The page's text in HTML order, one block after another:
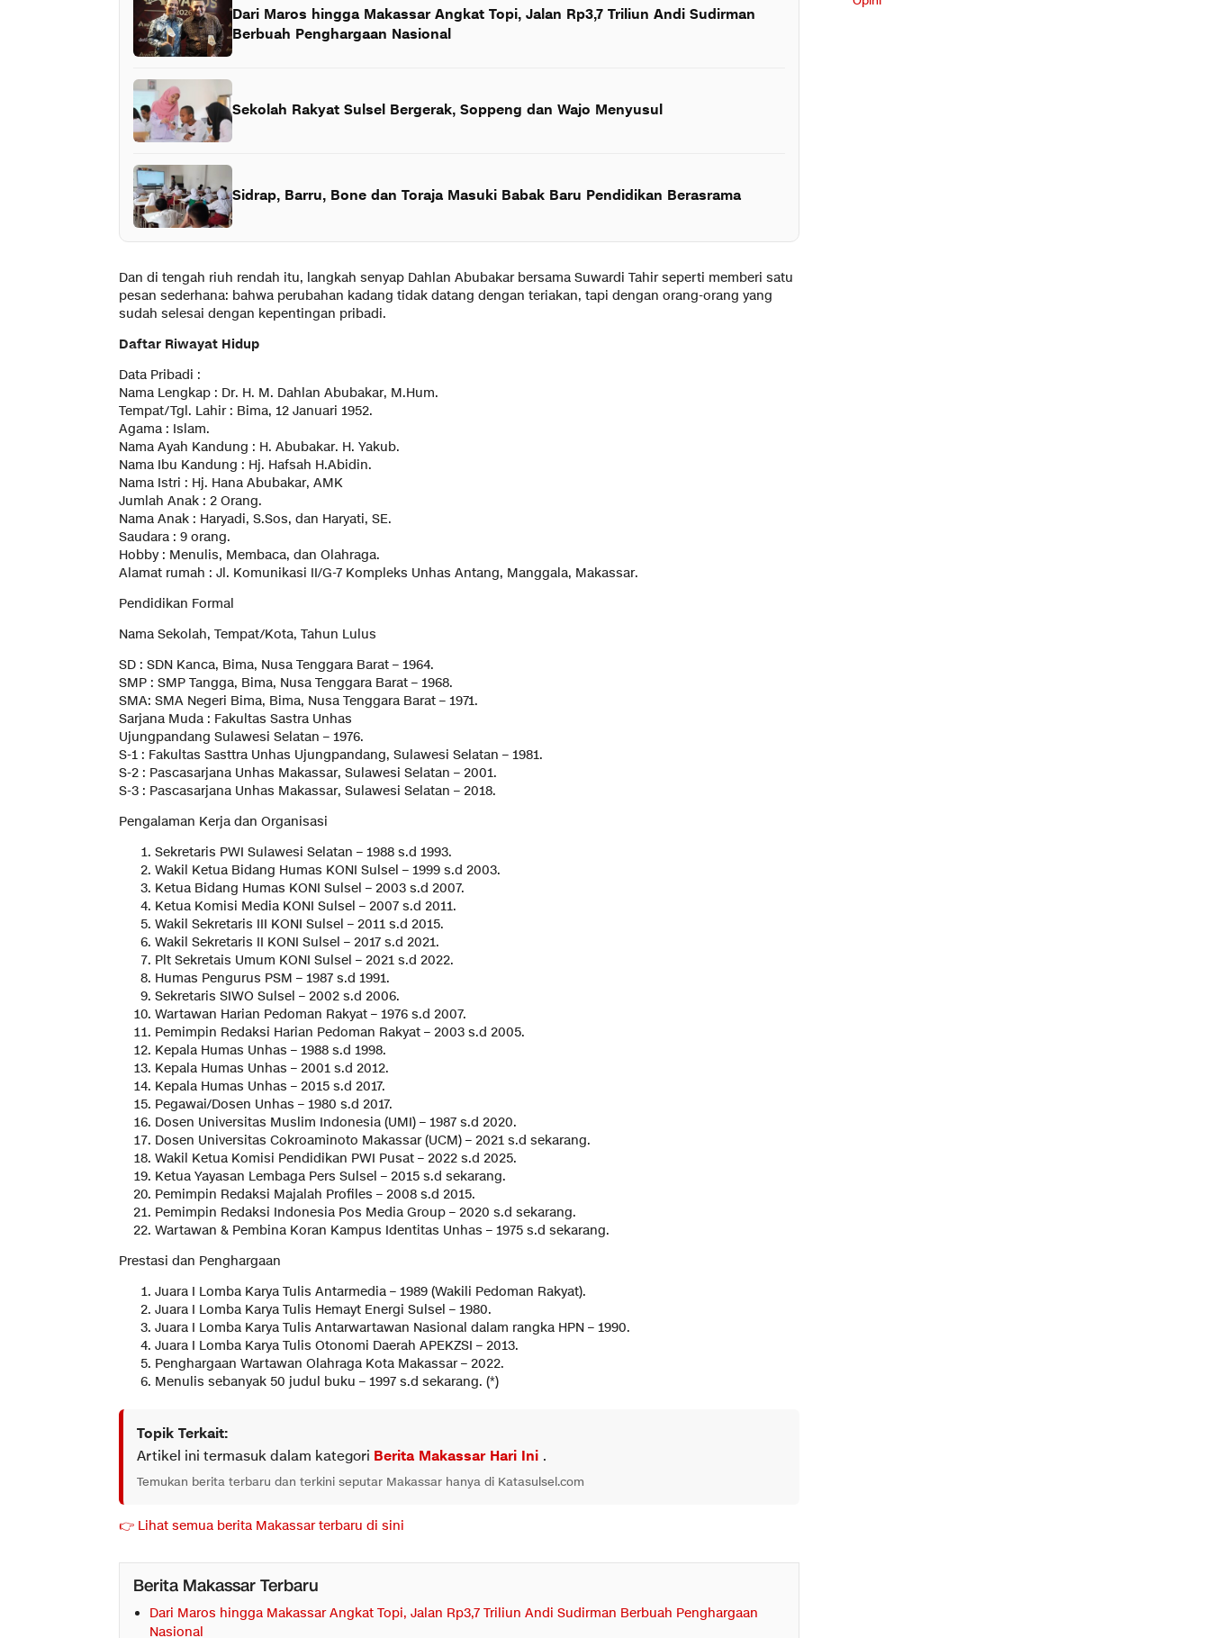
Dari Maros hingga Makassar Angkat Topi, Jalan Rp3,7 Triliun Andi Sudirman
Berbuah Penghargaan Nasional
Sekolah Rakyat Sulsel Bergerak, Soppeng dan Wajo Menyusul
Sidrap, Barru, Bone dan Toraja Masuki Babak Baru Pendidikan Berasrama
Dan di tengah riuh rendah itu, langkah senyap Dahlan Abubakar bersama Suwardi Tahir seperti memberi satu
pesan sederhana: bahwa perubahan kadang tidak datang dengan teriakan, tapi dengan orang-orang yang
sudah selesai dengan kepentingan pribadi.
Daftar Riwayat Hidup
Data Pribadi :
Nama Lengkap : Dr. H. M. Dahlan Abubakar, M.Hum.
Tempat/Tgl. Lahir : Bima, 12 Januari 1952.
Agama : Islam.
Nama Ayah Kandung : H. Abubakar. H. Yakub.
Nama Ibu Kandung : Hj. Hafsah H.Abidin.
Nama Istri : Hj. Hana Abubakar, AMK
Jumlah Anak : 2 Orang.
Nama Anak : Haryadi, S.Sos, dan Haryati, SE.
Saudara : 9 orang.
Hobby : Menulis, Membaca, dan Olahraga.
Alamat rumah : Jl. Komunikasi II/G-7 Kompleks Unhas Antang, Manggala, Makassar.
Pendidikan Formal
Nama Sekolah, Tempat/Kota, Tahun Lulus
SD : SDN Kanca, Bima, Nusa Tenggara Barat – 1964.
SMP : SMP Tangga, Bima, Nusa Tenggara Barat – 1968.
SMA: SMA Negeri Bima, Bima, Nusa Tenggara Barat – 1971.
Sarjana Muda : Fakultas Sastra Unhas
Ujungpandang Sulawesi Selatan – 1976.
S-1 : Fakultas Sasttra Unhas Ujungpandang, Sulawesi Selatan – 1981.
S-2 : Pascasarjana Unhas Makassar, Sulawesi Selatan – 2001.
S-3 : Pascasarjana Unhas Makassar, Sulawesi Selatan – 2018.
Pengalaman Kerja dan Organisasi
Sekretaris PWI Sulawesi Selatan – 1988 s.d 1993.
Wakil Ketua Bidang Humas KONI Sulsel – 1999 s.d 2003.
Ketua Bidang Humas KONI Sulsel – 2003 s.d 2007.
Ketua Komisi Media KONI Sulsel – 2007 s.d 2011.
Wakil Sekretaris III KONI Sulsel – 2011 s.d 2015.
Wakil Sekretaris II KONI Sulsel – 2017 s.d 2021.
Plt Sekretais Umum KONI Sulsel – 2021 s.d 2022.
Humas Pengurus PSM – 1987 s.d 1991.
Sekretaris SIWO Sulsel – 2002 s.d 2006.
Wartawan Harian Pedoman Rakyat – 1976 s.d 2007.
Pemimpin Redaksi Harian Pedoman Rakyat – 2003 s.d 2005.
Kepala Humas Unhas – 1988 s.d 1998.
Kepala Humas Unhas – 2001 s.d 2012.
Kepala Humas Unhas – 2015 s.d 2017.
Pegawai/Dosen Unhas – 1980 s.d 2017.
Dosen Universitas Muslim Indonesia (UMI) – 1987 s.d 2020.
Dosen Universitas Cokroaminoto Makassar (UCM) – 2021 s.d sekarang.
Wakil Ketua Komisi Pendidikan PWI Pusat – 2022 s.d 2025.
Ketua Yayasan Lembaga Pers Sulsel – 2015 s.d sekarang.
Pemimpin Redaksi Majalah Profiles – 2008 s.d 2015.
Pemimpin Redaksi Indonesia Pos Media Group – 2020 s.d sekarang.
Wartawan & Pembina Koran Kampus Identitas Unhas – 1975 s.d sekarang.
Prestasi dan Penghargaan
Juara I Lomba Karya Tulis Antarmedia – 1989 (Wakili Pedoman Rakyat).
Juara I Lomba Karya Tulis Hemayt Energi Sulsel – 1980.
Juara I Lomba Karya Tulis Antarwartawan Nasional dalam rangka HPN – 1990.
Juara I Lomba Karya Tulis Otonomi Daerah APEKZSI – 2013.
Penghargaan Wartawan Olahraga Kota Makassar – 2022.
Menulis sebanyak 50 judul buku – 1997 s.d sekarang. (*)
Topik Terkait:
Artikel ini termasuk dalam kategori Berita Makassar Hari Ini .
Temukan berita terbaru dan terkini seputar Makassar hanya di Katasulsel.com
👉 Lihat semua berita Makassar terbaru di sini
Berita Makassar Terbaru
Dari Maros hingga Makassar Angkat Topi, Jalan Rp3,7 Triliun Andi Sudirman Berbuah Penghargaan
Nasional